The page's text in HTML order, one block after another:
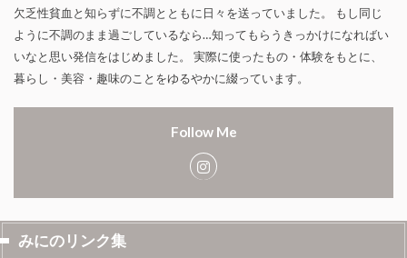
欠乏性貧血と知らずに不調とともに日々を送っていました。 もし同じ
ように不調のまま過ごしているなら…知ってもらうきっかけになればい
いなと思い発信をはじめました。 実際に使ったもの・体験をもとに、
暮らし・美容・趣味のことをゆるやかに綴っています。
Follow Me
みにのリンク集